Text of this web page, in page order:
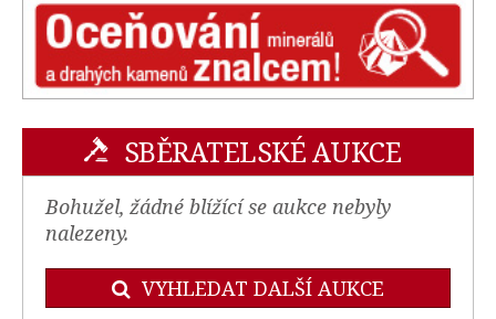
SBĚRATELSKÉ AUKCE
Bohužel, žádné blížící se aukce nebyly
nalezeny.
VYHLEDAT DALŠÍ AUKCE